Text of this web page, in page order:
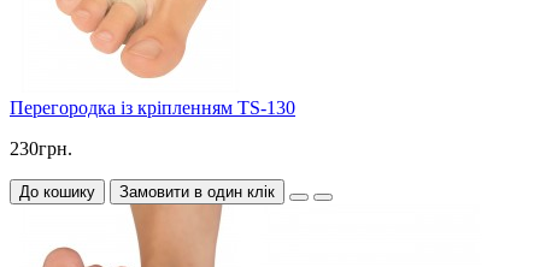
Перегородка із кріпленням TS-130
230грн.
До кошику Замовити в один клік